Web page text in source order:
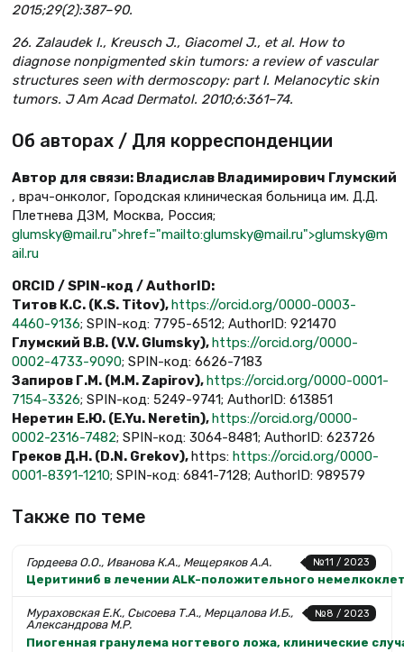
2015;29(2):387–90.
26. Zalaudek I., Kreusch J., Giacomel J., et al. How to
diagnose nonpigmented skin tumors: a review of vascular
structures seen with dermoscopy: part I. Melanocytic skin
tumors. J Am Acad Dermatol. 2010;6:361–74.
Об авторах / Для корреспонденции
Автор для связи: Владислав Владимирович Глумский
, врач-онколог, Городская клиническая больница им. Д.Д.
Плетнева ДЗМ, Москва, Россия;
glumsky@mail.ru">href="mailto:glumsky@mail.ru">glumsky@m
ail.ru
ОRCID / SPIN-код / AuthorID:
Титов К.С. (K.S. Titov),https://orcid.org/0000-0003-
4460-9136; SPIN-код: 7795-6512; AuthorID: 921470
Глумский В.В. (V.V. Glumsky),https://orcid.org/0000-
0002-4733-9090; SPIN-код: 6626-7183
Запиров Г.М. (M.M. Zapirov),https://orcid.org/0000-0001-
7154-3326; SPIN-код: 5249-9741; AuthorID: 613851
Неретин Е.Ю. (E.Yu. Neretin),https://orcid.org/0000-
0002-2316-7482; SPIN-код: 3064-8481; AuthorID: 623726
Греков Д.Н. (D.N. Grekov),https: https://orcid.org/0000-
0001-8391-1210; SPIN-код: 6841-7128; AuthorID: 989579
Также по теме
№11 / 2023
Гордеева О.О., Иванова К.А., Мещеряков А.А.
Церитиниб в лечении ALK-положительного
№8 / 2023
Мураховская Е.К., Сысоева Т.А., Мерцалова И.Б.,
Александрова М.Р.
Пиогенная гранулема ногтевого ложа, клинические